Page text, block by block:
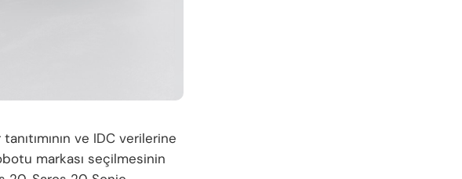
ve IDC verilerine
markası seçilmesinin